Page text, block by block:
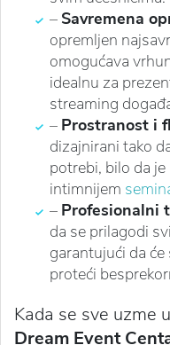
– Savremena
opremljen
omogućava
idealnu za
streaming
– Prostranost i
dizajnirani tako
potrebi, bilo da
intimnijem
– Profesionalni
da se prilagodi
garantujući da
proteći
Kada se sve uzme
Dream Event